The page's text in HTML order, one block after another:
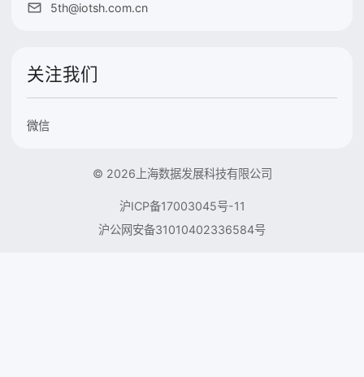
5th@iotsh.com.cn
关注我们
微信
© 2026上海数据发展科技有限公司
沪ICP备17003045号-11
沪公网安备31010402336584号